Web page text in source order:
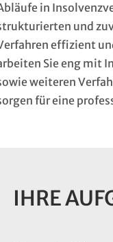
in
und
effizient
Sie eng mit
weiteren
für eine
IHRE